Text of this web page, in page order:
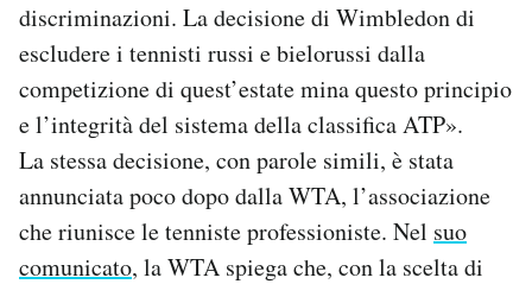
discriminazioni. La decisione di Wimbledon di
escludere i tennisti russi e bielorussi dalla
competizione di quest’estate mina questo principio
e l’integrità del sistema della classifica ATP».
La stessa decisione, con parole simili, è stata
annunciata poco dopo dalla WTA, l’associazione
che riunisce le tenniste professioniste. Nel suo
comunicato, la WTA spiega che, con la scelta di